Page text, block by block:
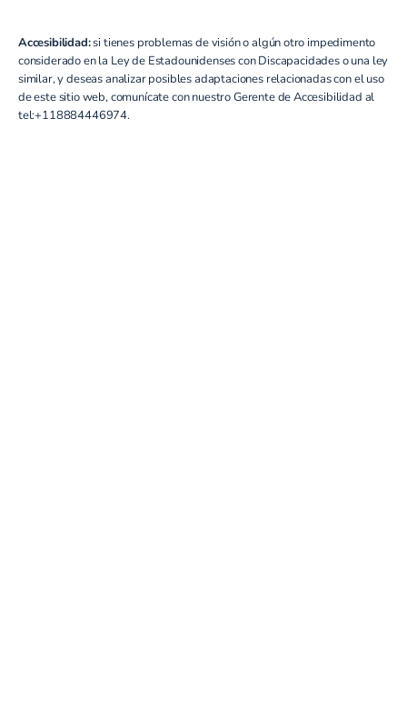
Accesibilidad:si tienes problemas de visión o algún otro impedimento
considerado en la Ley de Estadounidenses con Discapacidades o una ley
similar, y deseas analizar posibles adaptaciones relacionadas con el uso
de este sitio web, comunícate con nuestro Gerente de Accesibilidad al
tel:+118884446974.